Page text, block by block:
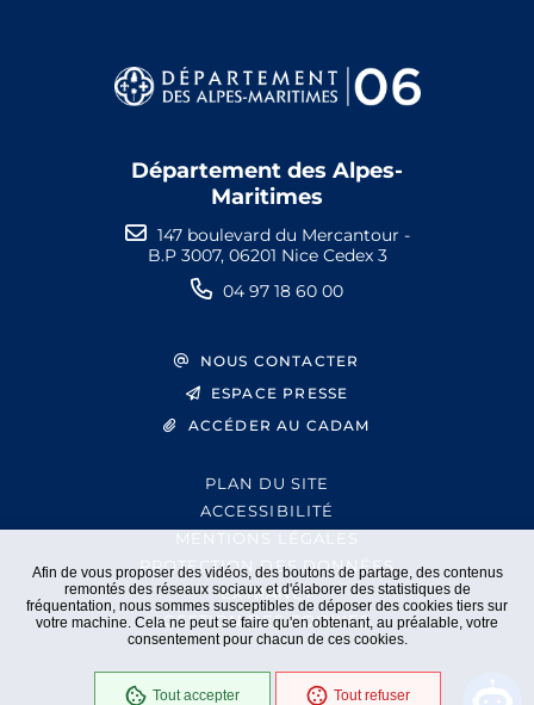
Afin de vous proposer des vidéos, des boutons de partage, des contenus
remontés des réseaux sociaux et d'élaborer des statistiques de
fréquentation, nous sommes susceptibles de déposer des cookies tiers sur
votre machine. Cela ne peut se faire qu'en obtenant, au préalable, votre
consentement pour chacun de ces cookies.
Tout accepter Tout refuser
Département des Alpes-
Maritimes
147 boulevard du Mercantour -
B.P 3007, 06201 Nice Cedex 3
04 97 18 60 00
NOUS CONTACTER
ESPACE PRESSE
ACCÉDER AU CADAM
PLAN DU SITE
ACCESSIBILITÉ
MENTIONS LÉGALES
PROTECTION DES DONNÉES
EXTRANET
GESTION DES COOKIES